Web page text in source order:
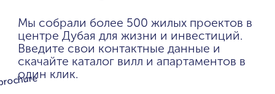
Мы собрали более 500 жилых проектов в
центре Дубая для жизни и инвестиций.
Введите свои контактные данные и
скачайте каталог вилл и апартаментов в
один клик.